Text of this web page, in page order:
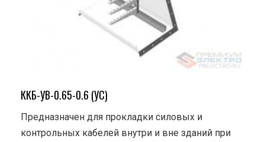
ККБ-УВ-0.65-0.6 (УС)
Предназначен для прокладки силовых и
контрольных кабелей внутри и вне зданий при